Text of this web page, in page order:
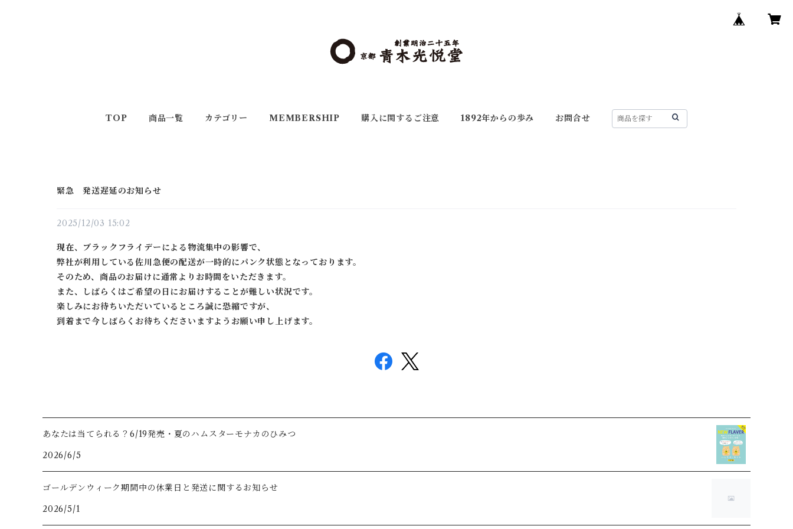
TOP 商品一覧 カテゴリー MEMBERSHIP 購入に関するご注意 1892年からの歩み お問合せ
緊急 発送遅延のお知らせ
2025/12/03 15:02
現在、ブラックフライデーによる物流集中の影響で、
弊社が利用している佐川急便の配送が一時的にパンク状態となっております。
そのため、商品のお届けに通常よりお時間をいただきます。
また、しばらくはご希望の日にお届けすることが難しい状況です。
楽しみにお待ちいただいているところ誠に恐縮ですが、
到着まで今しばらくお待ちくださいますようお願い申し上げます。
あなたは当てられる？6/19発売・夏のハムスターモナカのひみつ
2026/6/5
ゴールデンウィーク期間中の休業日と発送に関するお知らせ
2026/5/1